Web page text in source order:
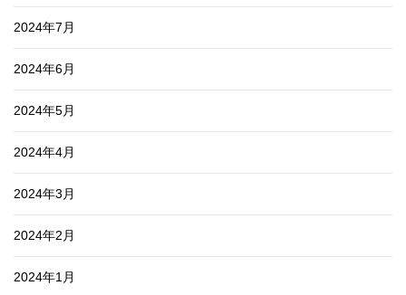
2024年7月
2024年6月
2024年5月
2024年4月
2024年3月
2024年2月
2024年1月